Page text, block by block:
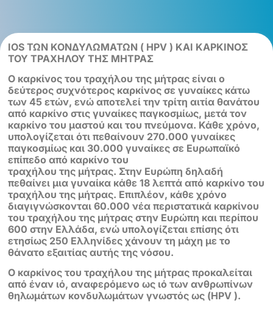
IOS ΤΩΝ ΚΟΝΔΥΛΩΜΑΤΩΝ ( HPV ) ΚΑΙ ΚΑΡΚΙΝΟΣ
ΤΟΥ ΤΡΑΧΗΛΟΥ ΤΗΣ ΜΗΤΡΑΣ
Ο καρκίνος του τραχήλου της μήτρας είναι ο
δεύτερος συχνότερος καρκίνος σεγυναίκες κάτω
των 45 ετών, ενώ αποτελεί την τρίτη αιτία θανάτου
από καρκίνο στις γυναίκες παγκοσμίως, μετά τον
καρκίνο του μαστού και τουπνεύμονα. Κάθε χρόνο,
υπολογίζεται ότι πεθαίνουν 270.000 γυναίκες
παγκοσμίως και 30.000 γυναίκες σε Ευρωπαϊκό
επίπεδο από καρκίνο του
τραχήλου της μήτρας. Στην Ευρώπη δηλαδή
πεθαίνει μια γυναίκα κάθε 18 λεπτά από καρκίνο του
τραχήλου της μήτρας. Επιπλέον, κάθε χρόνο
διαγιγνώσκονται 60.000 νέαπεριστατικά καρκίνου
του τραχήλου της μήτρας στην Ευρώπη και περίπου
600στην Ελλάδα, ενώ υπολογίζεται επίσης ότι
ετησίως 250 Ελληνίδες χάνουν τη μάχη με το
θάνατο εξαιτίας αυτής της νόσου.
Ο καρκίνος του τραχήλου της μήτρας προκαλείται
από έναν ιό, αναφερόμενοως ιό των ανθρωπίνων
θηλωμάτων κονδυλωμάτων γνωστός ως (HPV ).